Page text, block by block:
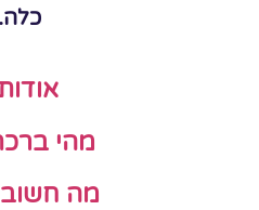
כלה.
מהי
מה